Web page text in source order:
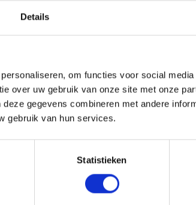
Details
om functies voor social
over uw gebruik van onze site met onze
gegevens combineren met andere
gebruik van hun services.
Statistieken